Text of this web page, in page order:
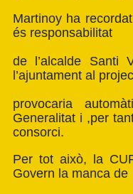
Martinoy ha
és responsabilitat
de l’alcalde Santi
l’ajuntament al
provocaria
Generalitat i ,per
consorci.
Per tot això, la
Govern la manca de